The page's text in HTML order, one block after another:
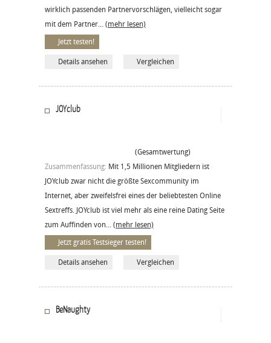
wirklich passenden Partnervorschlägen, vielleicht sogar
mit dem Partner... (mehr lesen)
Jetzt testen!
Details ansehen Vergleichen
JOYclub
(Gesamtwertung)
Zusammenfassung: Mit 1,5 Millionen Mitgliedern ist
JOYclub zwar nicht die größte Sexcommunity im
Internet, aber zweifelsfrei eines der beliebtesten Online
Sextreffs. JOYclub ist viel mehr als eine reine Dating Seite
zum Auffinden von... (mehr lesen)
Jetzt gratis Testsieger testen!
Details ansehen Vergleichen
BeNaughty